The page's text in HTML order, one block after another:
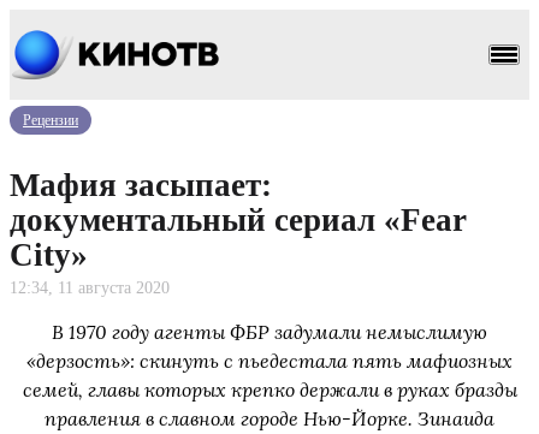
Рецензии
Мафия засыпает:
документальный сериал «Fear
City»
12:34, 11 августа 2020
В 1970 году агенты ФБР задумали немыслимую
«дерзость»: скинуть с пьедестала пять мафиозных
семей, главы которых крепко держали в руках бразды
правления в славном городе Нью-Йорке. Зинаида